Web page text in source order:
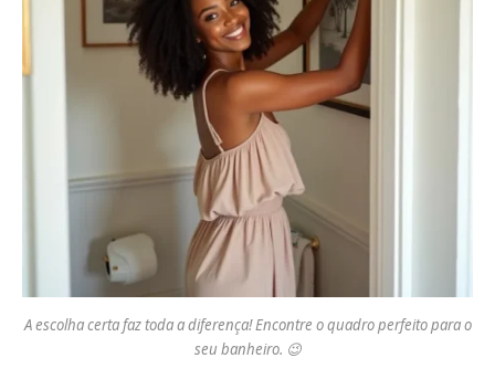
A escolha certa faz toda a diferença! Encontre o quadro perfeito para o
seu banheiro. 😉